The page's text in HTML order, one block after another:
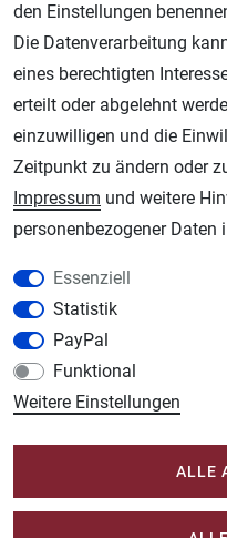
AGB Widerrufsrecht
Unsere weiteren Shops:
Schmincke-City.de
Schmincke Künstlerfarben das
Plotter-City.com
Schneideplotter, Transferpressen,
Modellbau-City.com
Military + Tabletop Plastikmodelle
Im-Shop-kaufen.de
den Einstellungen
Die Datenverarbeitung
eines berechtigten
erteilt oder abgelehnt
einzuwilligen und die
Zeitpunkt zu ändern oder
Impressum und weitere
personenbezogener Daten
Essenziell
Statistik
PayPal
Funktional
Weitere Einstellungen
ALLE